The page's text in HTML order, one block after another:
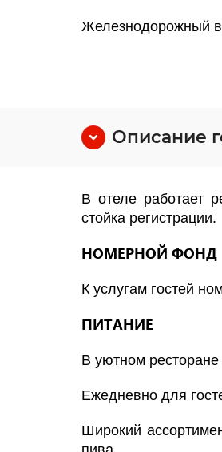
Железнодорожный
Описание
В отеле работает
стойка регистрации.
НОМЕРНОЙ ФОНД
К услугам гостей
ПИТАНИЕ
В уютном
Ежедневно для
Широкий